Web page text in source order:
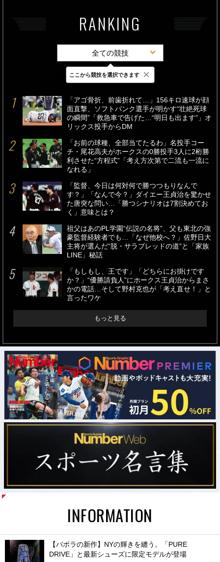
RANKING
全ての競技
最新 24時間 週間
「アゴ骨折、前歯折れて…」156キロ速球が顔
面直撃、ソフトバンク選手が明かす“壮絶死球
の瞬間”「救急車で告げた…“明日も出ます”」オ
リックス投手からDM
「お前の球種、全部当てたるわ」名投手コー
チ・尾花高夫がホークスの0勝投手3人に2桁勝
利させた“方程式”「考え方次第で二流も一流に
なれる」
「監督、今日は何対何で勝つつもりなんで
す？」「なんで今？」ダイエー王貞治を驚かせ
た唐突な問い…「勝つシナリオは7割決めてお
く」意味とは？
祖父はあのPL学園“伝説の名将”、父も東北の強
豪監督経験者でも…「なぜ他校へ？」佐野日大
主将が選んだ“脱・サラブレッドの道”と「家族
LINE」秘話
「もしもし、王です」「どちらにお掛けです
か？」“優勝請負人”にホークス王貞治からまさ
かの電話…そして野村克也が「考え直せ！」と
言ったワケ
もっと見る
INFORMATION
【バボラの新作】NYの輝きを纏う。「PURE
DRIVE」と最新シューズに限定モデルが登場
ここから競技を選択できます ×